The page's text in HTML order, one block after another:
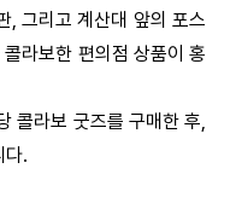
, 그리고 계산대 앞의 포스
라보한 편의점 상품이 홍
콜라보 굿즈를 구매한 후,
다.